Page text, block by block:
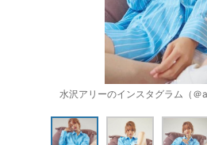
水沢アリーのインスタグラム（＠